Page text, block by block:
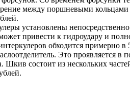
между поршневыми
установлены
привести к гидроудару и
обходится примерно в
Это проявляется
состоит из нескольких